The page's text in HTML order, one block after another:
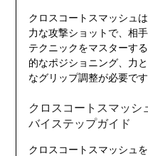
クロスコートスマッシュ
力な攻撃ショットで、相
テクニックをマスターす
的なポジショニング、力
なグリップ調整が必要です
クロスコートスマッシ
バイステップガイド
クロスコートスマッシュ